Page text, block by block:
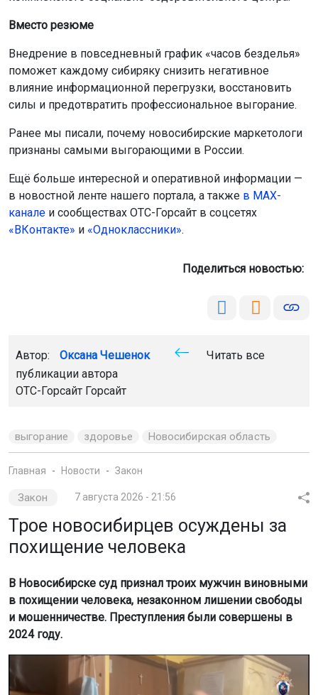
Вместо резюме
Внедрение в повседневный график «часов безделья»
поможет каждому сибиряку снизить негативное
влияние информационной перегрузки, восстановить
силы и предотвратить профессиональное выгорание.
Ранее мы писали, почему новосибирские маркетологи
признаны самыми выгорающими в России.
Ещё больше интересной и оперативной информации —
в новостной ленте нашего портала, а также в МАХ-
канале и сообществах ОТС-Горсайт в соцсетях
«ВКонтакте» и «Одноклассники».
Поделиться новостью:
Автор: Оксана Чешенок
Читать все
публикации автора
ОТС-Горсайт Горсайт
выгорание здоровье Новосибирская область
Главная Новости Закон
Закон 7 августа 2026 - 21:56
Трое новосибирцев осуждены за
похищение человека
В Новосибирске суд признал троих мужчин виновными
в похищении человека, незаконном лишении свободы
и мошенничестве. Преступления были совершены в
2024 году.